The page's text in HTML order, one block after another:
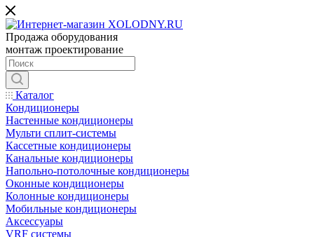
Продажа оборудования
монтаж проектирование
Каталог
Кондиционеры
Настенные кондиционеры
Мульти сплит-системы
Кассетные кондиционеры
Канальные кондиционеры
Напольно-потолочные кондиционеры
Оконные кондиционеры
Колонные кондиционеры
Мобильные кондиционеры
Аксессуары
VRF системы